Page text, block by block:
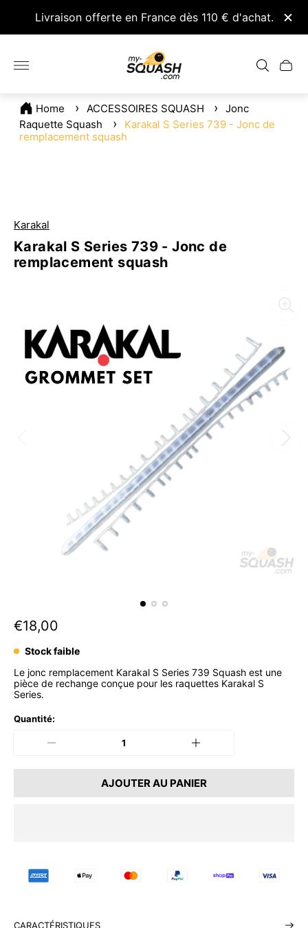
Livraison offerte en France dès 110 € d'achat.
Logo
du
magasin"
Tiroir
Home ACCESSOIRES SQUASH
Jonc
Raquette Squash
Karakal S Series 739 - Jonc de
remplacement squash
Karakal
Karakal S Series 739 - Jonc de
remplacement squash
P
x
n
o
a
€18,00
Stock faible
Le jonc remplacement Karakal S Series 739 Squash est une
pièce de rechange conçue pour les raquettes Karakal S
Series.
Quantité:
AJOUTER AU PANIER
CARACTÉRISTIQUES